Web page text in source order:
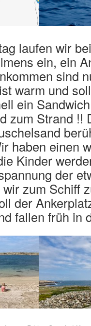
laufen wir
ein, ein
sind
warm und
ein
zum Strand !!
haben einen
Kinder
der
zum Schiff
der
fallen früh